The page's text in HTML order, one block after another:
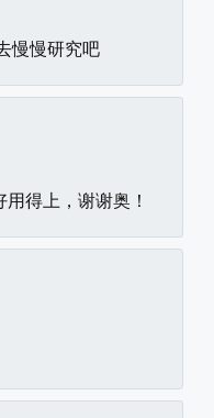
慢慢研究吧
得上，谢谢奥！